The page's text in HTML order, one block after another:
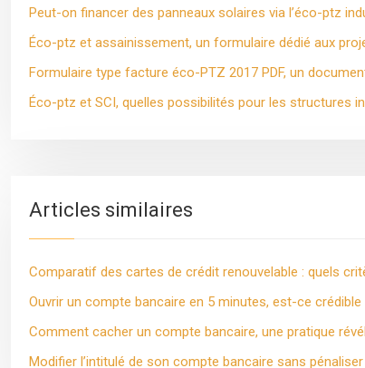
Peut-on financer des panneaux solaires via l’éco-ptz
Éco-ptz et assainissement, un formulaire dédié aux
Formulaire type facture éco-PTZ 2017 PDF, un
Éco-ptz et SCI, quelles possibilités pour les structures
Articles similaires
Comparatif des cartes de crédit renouvelable : quels
Ouvrir un compte bancaire en 5 minutes, est-ce
Comment cacher un compte bancaire, une pratique
Modifier l’intitulé de son compte bancaire sans